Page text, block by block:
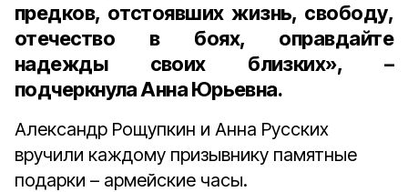
предков, отстоявших жизнь, свободу,
отечество в боях, оправдайте
надежды своих близких», –
подчеркнула Анна Юрьевна.
Александр Рощупкин и Анна Русских
вручили каждому призывнику памятные
подарки – армейские часы.